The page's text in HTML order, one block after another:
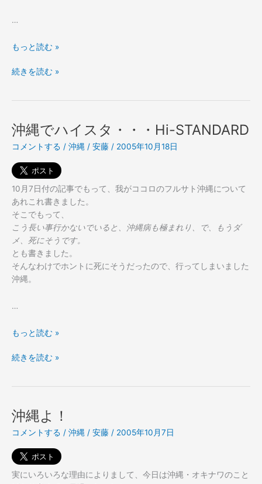
…
昨
に
き
沖
縄
記。
もっと読む »
昨
き
続
き
沖
縄
記。
続きを読む »
沖縄でハイスタ・・・Hi-STANDARD
コメントする / 沖縄 / 安藤 / 2005年10月18日
10月7日付の記事でもって、我がココロのフルサト沖縄について
あれこれ書きました。
そこでもって、
こう長い事行かないでいると、沖縄病も極まれり、で、もうダ
メ、死にそうです。
とも書きました。
そんなわけでホントに死にそうだったので、行ってしまいました
沖縄。
…
沖
で
タ・・・
Hi-
STANDARD
もっと読む »
沖
イ
ス
タ・・・
Hi-
STANDARD
続きを読む »
沖縄よ！
コメントする / 沖縄 / 安藤 / 2005年10月7日
実にいろいろな理由によりまして、今日は沖縄・オキナワのこと